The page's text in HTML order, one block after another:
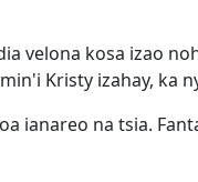
velona kosa izao
Kristy izahay, ka
na tsia.